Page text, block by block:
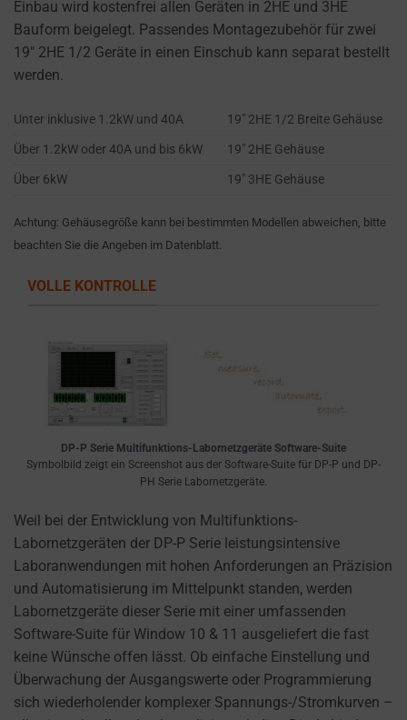
Einbau wird kostenfrei allen Geräten in 2HE und 3HE
Bauform beigelegt. Passendes Montagezubehör für zwei
19″ 2HE 1/2 Geräte in einen Einschub kann separat bestellt
werden.
Unter inklusive 1.2kW und 40A
19″ 2HE 1/2 Breite Gehäuse
Über 1.2kW oder 40A und bis 6kW
19″ 2HE Gehäuse
Über 6kW
19″ 3HE Gehäuse
Achtung: Gehäusegröße kann bei bestimmten Modellen abweichen, bitte
beachten Sie die Angeben im Datenblatt.
VOLLE KONTROLLE
DP-P Serie Multifunktions-Labornetzgeräte Software-Suite
Symbolbild zeigt ein Screenshot aus der Software-Suite für DP-P und DP-
PH Serie Labornetzgeräte.
Weil bei der Entwicklung von Multifunktions-
Labornetzgeräten der DP-P Serie leistungsintensive
Laboranwendungen mit hohen Anforderungen an Präzision
und Automatisierung im Mittelpunkt standen, werden
Labornetzgeräte dieser Serie mit einer umfassenden
Software-Suite für Window 10 & 11 ausgeliefert die fast
keine Wünsche offen lässt. Ob einfache Einstellung und
Überwachung der Ausgangswerte oder Programmierung
sich wiederholender komplexer Spannungs-/Stromkurven –
settings,
which
lets
you
delete
cookies
collects
data,
you
can
refer
the
website’s
privacy